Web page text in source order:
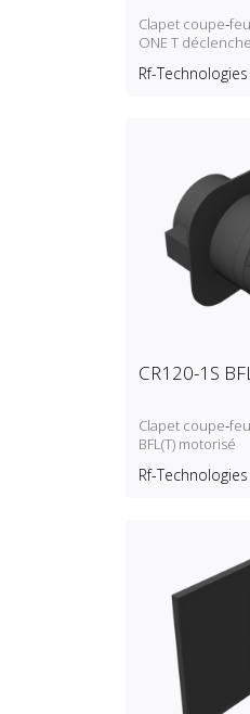
Clapet coupe‑feu
ONE T
thermique)
Rf-Technologies
CR120-1S
Clapet coupe‑feu
BFL(T) motorisé
Rf-Technologies